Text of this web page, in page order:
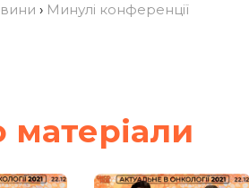
› Минулі конференції
матерiали